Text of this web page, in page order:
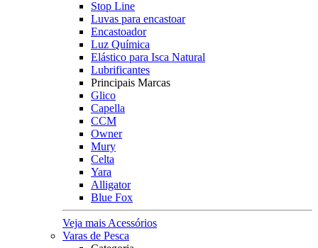
Stop Line
Luvas para encastoar
Encastoador
Luz Química
Elástico para Isca Natural
Lubrificantes
Principais Marcas
Glico
Capella
CCM
Owner
Mury
Celta
Yara
Alligator
Blue Fox
Veja mais Acessórios
Varas de Pesca